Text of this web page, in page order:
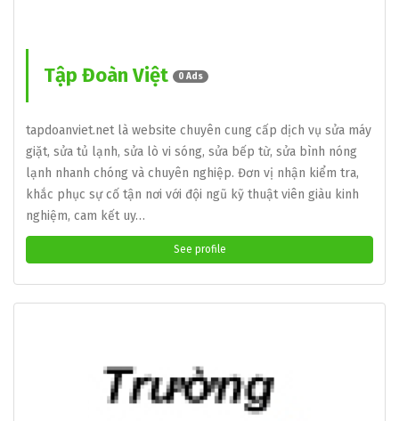
Tập Đoàn Việt 0 Ads
tapdoanviet.net là website chuyên cung cấp dịch vụ sửa máy
giặt, sửa tủ lạnh, sửa lò vi sóng, sửa bếp từ, sửa bình nóng
lạnh nhanh chóng và chuyên nghiệp. Đơn vị nhận kiểm tra,
khắc phục sự cố tận nơi với đội ngũ kỹ thuật viên giàu kinh
nghiệm, cam kết uy…
See profile